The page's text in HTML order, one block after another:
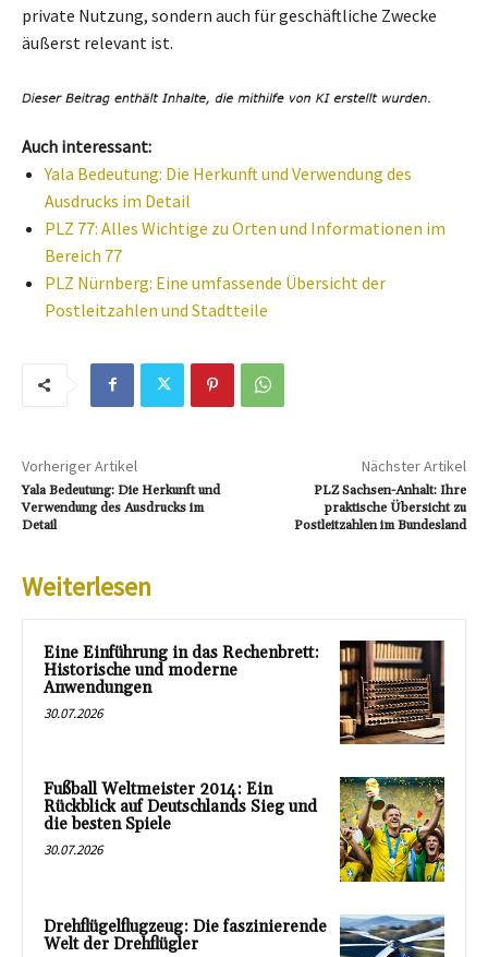
private Nutzung, sondern auch für geschäftliche Zwecke
äußerst relevant ist.
Auch interessant:
Yala Bedeutung: Die Herkunft und Verwendung des
Ausdrucks im Detail
PLZ 77: Alles Wichtige zu Orten und Informationen im
Bereich 77
PLZ Nürnberg: Eine umfassende Übersicht der
Postleitzahlen und Stadtteile
Vorheriger Artikel
Yala Bedeutung: Die Herkunft und
Verwendung des Ausdrucks im
Detail
Nächster Artikel
PLZ Sachsen-Anhalt: Ihre
praktische Übersicht zu
Postleitzahlen im Bundesland
Weiterlesen
Eine Einführung in das Rechenbrett:
Historische und moderne
Anwendungen
30.07.2026
Fußball Weltmeister 2014: Ein
Rückblick auf Deutschlands Sieg und
die besten Spiele
30.07.2026
Drehflügelflugzeug: Die faszinierende
Welt der Drehflügler